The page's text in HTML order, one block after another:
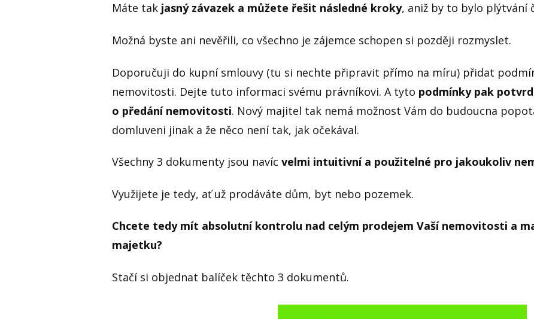
Máte tak jasný závazek a můžete řešit následné kroky, aniž by to bylo plýtvání
Možná byste ani nevěřili, co všechno je zájemce schopen si později rozmyslet.
Doporučuji do kupní smlouvy (tu si nechte připravit přímo na míru) přidat
nemovitosti. Dejte tuto informaci svému právníkovi. A tyto podmínky pak
o předání nemovitosti. Nový majitel tak nemá možnost Vám do budoucna
domluveni jinak a že něco není tak, jak očekával.
Všechny 3 dokumenty jsou navíc velmi intuitivní a použitelné pro jakoukoliv
Využijete je tedy, ať už prodáváte dům, byt nebo pozemek.
Chcete tedy mít absolutní kontrolu nad celým prodejem Vaší nemovitosti a
majetku?
Stačí si objednat balíček těchto 3 dokumentů.